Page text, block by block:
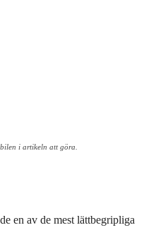
i artikeln att göra.
en av de mest lättbegripliga